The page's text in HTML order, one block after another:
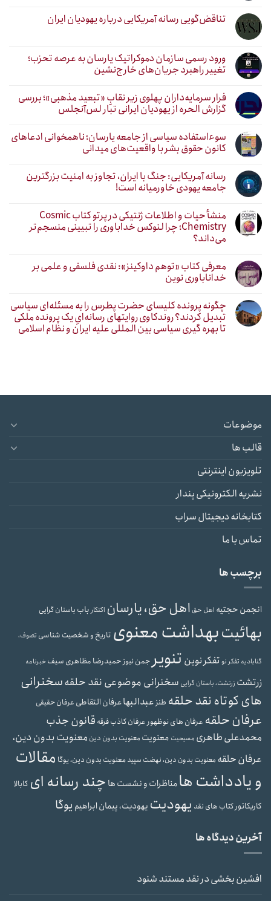
تناقض‌گویی رسانه آمریکایی درباره یهودیان ایران
ورود رسمی سازمان دموکراتیک یارسان به عرصه تحزب؛
تغییر راهبرد جریان‌های خارج‌نشین
فرار سرمایه‌داران پهلوی زیر نقابِ «تبعید مذهبی»؛ بررسی
گزارش الحره از یهودیان ایرانی تبار لس‌آنجلس
سوءاستفاده سیاسی از جامعه یارسان؛ ناهمخوانی ادعاهای
کانون حقوق بشر با واقعیت‌های میدانی
رسانه آمریکایی: جنگ با ایران، تجاوز به امنیت بزرگترین
جامعه یهودی خاورمیانه است!
منشأ حیات و اطلاعات ژنتیکی در پرتو کتاب Cosmic
Chemistry؛ چرا لنوکس خداباوری را تبیینی منسجم‌تر
می‌داند؟
معرفی کتاب «توهم داوکینز»: نقدی فلسفی و علمی بر
خداناباوری نوین
چگونه پرونده کلیسای حضرت پطرس را به مسئله‌ای سیاسی
تبدیل کردند؟ روندکاوی روایتهای رسانه‌ایِ یک پرونده ملکی
تا بهره گیری سیاسی بین المللی علیه ایران و نظام اسلامی
موضوعات
قالب ها
تلویزیون اینترنتی
نشریه الکترونیکی پندار
کتابخانه دیجیتال سراب
تماس با ما
برچسب ها
انجمن حجتیه اهل حق اهل حق، یارسان اکنکارباب باستان گرایی
بهائیتبهداشت معنوی تاریخ و شخصیت شناسی تصوف،
گنابادیه تفکر نوتفکر نوین تنویر جمن نیوزحمیدرضا مظاهری سیفخبرنامه
زرتشت زرتشت، باستان گرایی سخنرانی موضوعی نقد حلقهسخنرانی
های کوتاه نقد حلقه طنزعبدالبهاعرفان التقاطی عرفان حقیقی
عرفان حلقه عرفان های نوظهورعرفان کاذبفرقه قانون جذب
محمدعلی طاهری مسیحیت معنویت معنویت بدون دین معنویت بدون دین،
عرفان حلقه معنویت بدون دین، نهضت سپیدمعنویت بدون دین، یوگا مقالات
و یادداشت هامناظرات و نشست ها چند رسانه ای کابالا
کاریکاتورکتاب های نقد یهودیت یهودیت، پیمان ابراهیم یوگا
آخرین دیدگاه ها
افشین بخشیدرنقد مستند شنود